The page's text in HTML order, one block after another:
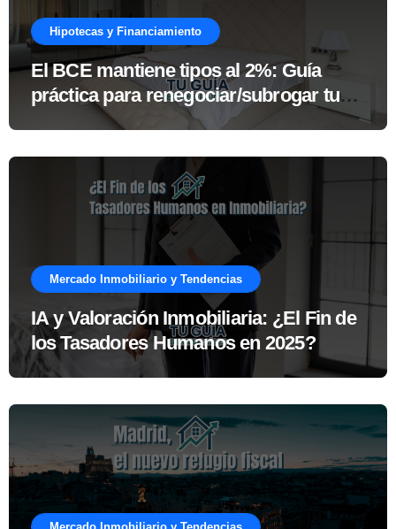
Hipotecas y Financiamiento
El BCE mantiene tipos al 2%: Guía
práctica para renegociar/subrogar tu
hipoteca ahora
Mercado Inmobiliario y Tendencias
IA y Valoración Inmobiliaria: ¿El Fin de
los Tasadores Humanos en 2025?